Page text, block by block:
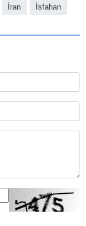
İran İsfahan